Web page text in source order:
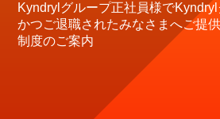
Kyndrylグループ正社員様で
かつご退職されたみなさまへご提
制度のご案内